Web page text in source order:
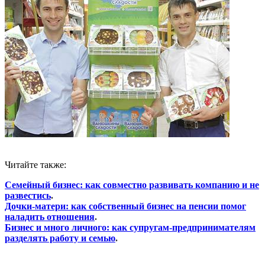
Читайте также:
Семейный бизнес: как совместно развивать компанию и не
развестись.
Дочки-матери: как собственный бизнес на пенсии помог
наладить отношения.
Бизнес и много личного: как супругам-предпринимателям
разделять работу и семью.